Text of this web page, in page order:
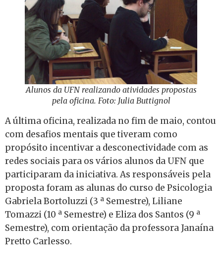
Alunos da UFN realizando atividades propostas
pela oficina. Foto: Julia Buttignol
A última oficina, realizada no fim de maio, contou
com desafios mentais que tiveram como
propósito incentivar a desconectividade com as
redes sociais para os vários alunos da UFN que
participaram da iniciativa. As responsáveis pela
proposta foram as alunas do curso de Psicologia
Gabriela Bortoluzzi (3 ª Semestre), Liliane
Tomazzi (10 ª Semestre) e Eliza dos Santos (9 ª
Semestre), com orientação da professora Janaína
Pretto Carlesso.